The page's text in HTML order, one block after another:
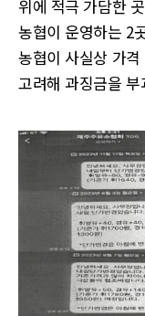
위에 적극 가담한
농협이 운영하는 2
농협이 사실상 가
고려해 과징금을